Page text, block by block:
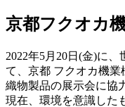
京都フクオカ
2022年5月20日(金)に
て、京都 フクオカ機
織物製品の展示会に協
現在、環境を意識した